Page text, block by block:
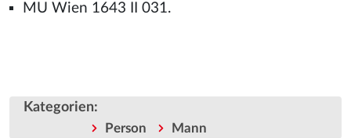
MU Wien 1643 II 031.
Kategorien:
Person Mann